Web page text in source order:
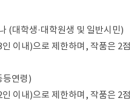
(대학생·대학원생 및 일반시민)
이내)으로 제한하며, 작품은 2점
등연령)
이내)으로 제한하며, 작품은 2점